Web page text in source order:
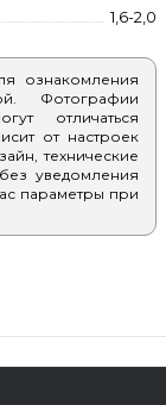
1,6-2,0
ознакомления
Фотографии
отличаться
от настроек
технические
уведомления
параметры при